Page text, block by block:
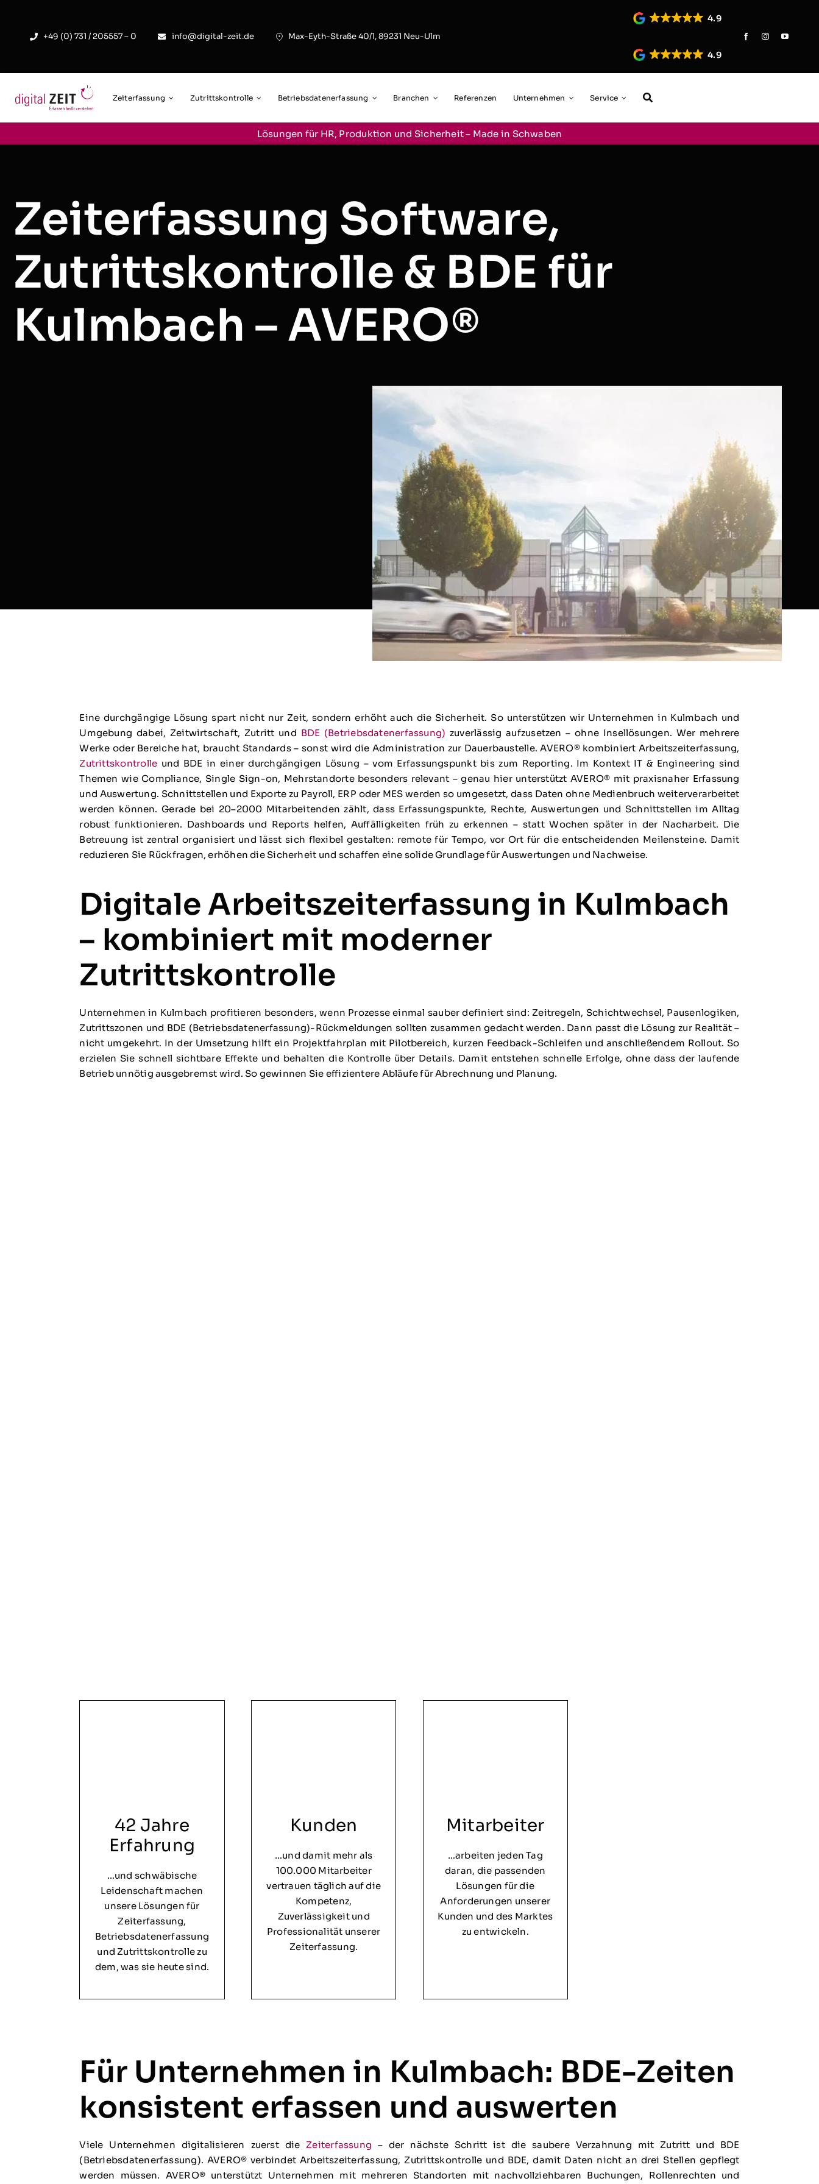
content
+49 (0) 731 / 205557 – 0 info@digital-zeit.de Max-Eyth-Straße 40/1, 89231 Neu-Ulm
4.9
4.9
Zeiterfassung Zutrittskontrolle Betriebsdatenerfassung Branchen Referenzen Unternehmen Service
Lösungen für HR, Produktion und Sicherheit – Made in Schwaben
Zeiterfassung Software,
Zutrittskontrolle & BDE für
Kulmbach – AVERO®
Eine durchgängige Lösung spart nicht nur Zeit, sondern erhöht auch die Sicherheit. So unterstützen wir Unternehmen in Kulmbach und
Umgebung dabei, Zeitwirtschaft, Zutritt und BDE (Betriebsdatenerfassung) zuverlässig aufzusetzen – ohne Insellösungen. Wer mehrere
Werke oder Bereiche hat, braucht Standards – sonst wird die Administration zur Dauerbaustelle. AVERO® kombiniert Arbeitszeiterfassung,
Zutrittskontrolle und BDE in einer durchgängigen Lösung – vom Erfassungspunkt bis zum Reporting. Im Kontext IT & Engineering sind
Themen wie Compliance, Single Sign-on, Mehrstandorte besonders relevant – genau hier unterstützt AVERO® mit praxisnaher Erfassung
und Auswertung. Schnittstellen und Exporte zu Payroll, ERP oder MES werden so umgesetzt, dass Daten ohne Medienbruch weiterverarbeitet
werden können. Gerade bei 20–2000 Mitarbeitenden zählt, dass Erfassungspunkte, Rechte, Auswertungen und Schnittstellen im Alltag
robust funktionieren. Dashboards und Reports helfen, Auffälligkeiten früh zu erkennen – statt Wochen später in der Nacharbeit. Die
Betreuung ist zentral organisiert und lässt sich flexibel gestalten: remote für Tempo, vor Ort für die entscheidenden Meilensteine. Damit
reduzieren Sie Rückfragen, erhöhen die Sicherheit und schaffen eine solide Grundlage für Auswertungen und Nachweise.
Digitale Arbeitszeiterfassung in Kulmbach
– kombiniert mit moderner
Zutrittskontrolle
Unternehmen in Kulmbach profitieren besonders, wenn Prozesse einmal sauber definiert sind: Zeitregeln, Schichtwechsel, Pausenlogiken,
Zutrittszonen und BDE (Betriebsdatenerfassung)-Rückmeldungen sollten zusammen gedacht werden. Dann passt die Lösung zur Realität –
nicht umgekehrt. In der Umsetzung hilft ein Projektfahrplan mit Pilotbereich, kurzen Feedback-Schleifen und anschließendem Rollout. So
erzielen Sie schnell sichtbare Effekte und behalten die Kontrolle über Details. Damit entstehen schnelle Erfolge, ohne dass der laufende
Betrieb unnötig ausgebremst wird. So gewinnen Sie effizientere Abläufe für Abrechnung und Planung.
42 Jahre
Erfahrung
…und schwäbische
Leidenschaft machen
unsere Lösungen für
Zeiterfassung,
Betriebsdatenerfassung
und Zutrittskontrolle zu
dem, was sie heute sind.
Kunden
…und damit mehr als
100.000 Mitarbeiter
vertrauen täglich auf die
Kompetenz,
Zuverlässigkeit und
Professionalität unserer
Zeiterfassung.
Mitarbeiter
…arbeiten jeden Tag
daran, die passenden
Lösungen für die
Anforderungen unserer
Kunden und des Marktes
zu entwickeln.
Für Unternehmen in Kulmbach: BDE-Zeiten
konsistent erfassen und auswerten
Viele Unternehmen digitalisieren zuerst die Zeiterfassung – der nächste Schritt ist die saubere Verzahnung mit Zutritt und BDE
(Betriebsdatenerfassung). AVERO® verbindet Arbeitszeiterfassung, Zutrittskontrolle und BDE, damit Daten nicht an drei Stellen gepflegt
werden müssen. AVERO® unterstützt Unternehmen mit mehreren Standorten mit nachvollziehbaren Buchungen, Rollenrechten und